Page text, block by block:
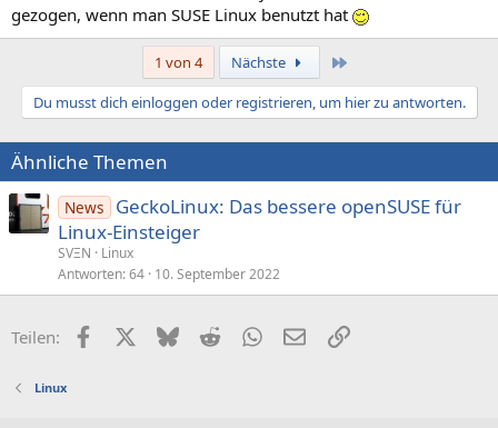
gezogen, wenn man SUSE Linux benutzt hat
1 von 4 Nächste
Du musst dich einloggen oder registrieren, um hier zu antworten.
Ähnliche Themen
News
GeckoLinux: Das bessere openSUSE für
Linux-Einsteiger
SVΞN
Linux
Antworten 64 10. September 2022
Teilen: FacebookX (Twitter)
BlueskyRedditWhatsApp
E-MailLink
Linux